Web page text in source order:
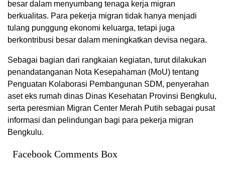
besar dalam menyumbang tenaga kerja migran
berkualitas. Para pekerja migran tidak hanya menjadi
tulang punggung ekonomi keluarga, tetapi juga
berkontribusi besar dalam meningkatkan devisa negara.
Sebagai bagian dari rangkaian kegiatan, turut dilakukan
penandatanganan Nota Kesepahaman (MoU) tentang
Penguatan Kolaborasi Pembangunan SDM, penyerahan
aset eks rumah dinas Dinas Kesehatan Provinsi Bengkulu,
serta peresmian Migran Center Merah Putih sebagai pusat
informasi dan pelindungan bagi para pekerja migran
Bengkulu.
Facebook Comments Box